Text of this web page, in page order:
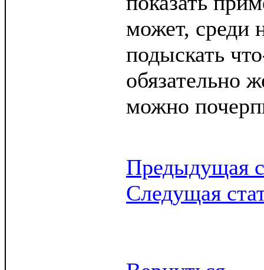
может, среди
подыскать
обязательно
можно
Предыдущая
Следущая